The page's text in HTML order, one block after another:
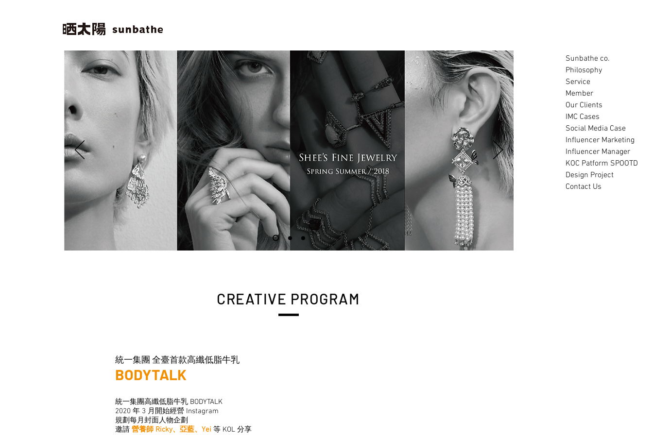
Sunbathe co.
Philosophy
Service
Member
Our Clients
IMC Cases
Social Media Case
Influencer Marketing
Influencer Manager
KOC Patform SPOOTD
Design Project
Contact Us
CREATIVE PROGRAM
BODYTALK
統一集團 全臺首款高纖低脂牛乳
統一集團高纖低脂牛乳 BODYTALK
2020 年 3 月開始經營 Instagram
​規劃每月封面人物企劃
邀請 營養師 Ricky、亞藍、Yei 等 KOL 分享